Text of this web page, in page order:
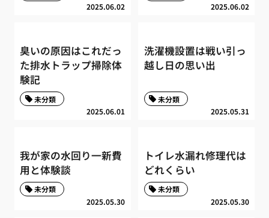
2025.06.02 2025.06.02
臭いの原因はこれだっ
た排水トラップ掃除体
験記
2025.06.01
未分類
洗濯機設置は戦い引っ
越し日の思い出
2025.05.31
未分類
我が家の水回り一新費
用と体験談
2025.05.30
未分類
トイレ水漏れ修理代は
どれくらい
2025.05.30
未分類